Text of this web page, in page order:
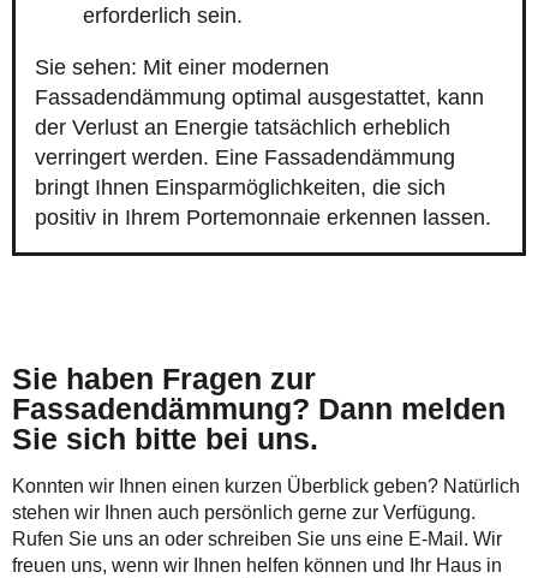
erforderlich sein.
Sie sehen: Mit einer modernen
Fassadendämmung optimal ausgestattet, kann
der Verlust an Energie tatsächlich erheblich
verringert werden. Eine Fassadendämmung
bringt Ihnen Einsparmöglichkeiten, die sich
positiv in Ihrem Portemonnaie erkennen lassen.
Sie haben Fragen zur
Fassadendämmung? Dann melden
Sie sich bitte bei uns.
Konnten wir Ihnen einen kurzen Überblick geben? Natürlich
stehen wir Ihnen auch persönlich gerne zur Verfügung.
Rufen Sie uns an oder schreiben Sie uns eine E-Mail. Wir
freuen uns, wenn wir Ihnen helfen können und Ihr Haus in